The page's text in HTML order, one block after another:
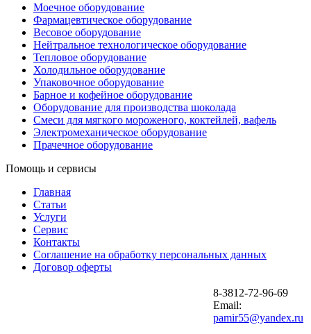
Моечное оборудование
Фармацевтическое оборудование
Весовое оборудование
Нейтральное технологическое оборудование
Тепловое оборудование
Холодильное оборудование
Упаковочное оборудование
Барное и кофейное оборудование
Оборудование для производства шоколада
Смеси для мягкого мороженого, коктейлей, вафель
Электромеханическое оборудование
Прачечное оборудование
Помощь и сервисы
Главная
Статьи
Услуги
Сервис
Контакты
Соглашение на обработку персональных данных
Договор оферты
8-3812-72-96-69
Email:
pamir55@yandex.ru